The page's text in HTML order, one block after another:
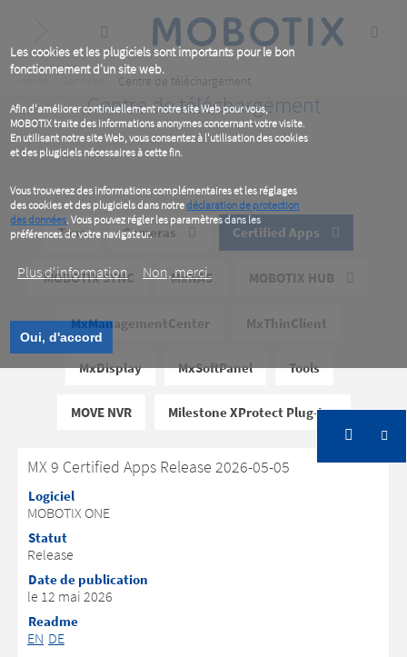
Les cookies et les plugiciels sont importants pour le bon
fonctionnement d'un site web.
Afin d'améliorer continuellement notre site Web pour vous,
MOBOTIX traite des informations anonymes concernant votre visite.
En utilisant notre site Web, vous consentez à l'utilisation des cookies
et des plugiciels nécessaires à cette fin.
Vous trouverez des informations complémentaires et les réglages
des cookies et des plugiciels dans notredéclaration de protection
des données. Vous pouvez régler les paramètres dans les
préférences de votre navigateur.
Plus d‘information Non, merci.
Oui, d'accord
content
Centre de téléchargement
Centre de téléchargement
Tous Cameras Certified Apps
MOBOTIX SYNC MxNAS MOBOTIX HUB
MxManagementCenter MxThinClient
MxDisplay MxSoftPanel Tools
MOVE NVR Milestone XProtect Plug-Ins
MX 9 Certified Apps Release 2026-05-05
Logiciel
MOBOTIX ONE
Statut
Release
Date de publication
le 12 mai 2026
Readme
EN DE